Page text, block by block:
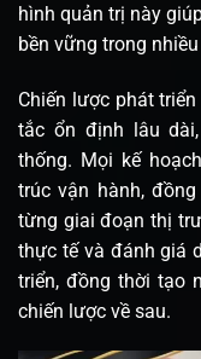
hình quản trị này
bền vững trong
Chiến lược phát
tắc ổn định lâu
thống. Mọi kế
trúc vận hành,
từng giai đoạn thị
thực tế và đánh giá
triển, đồng thời tạo
chiến lược về sau.